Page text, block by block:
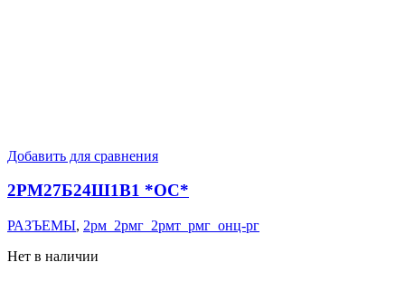
Добавить для сравнения
2РМ27Б24Ш1В1 *ОС*
РАЗЪЕМЫ, 2рм_2рмг_2рмт_рмг_онц-рг
Нет в наличии